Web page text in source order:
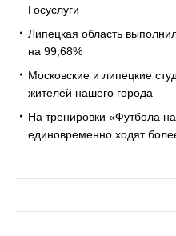
Госуслуги
Липецкая область
на 99,68%
Московские и липецкие
жителей нашего города
На тренировки «Футбола
единовременно ходят